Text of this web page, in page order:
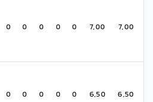
0 0 0 0 0 7,00 7,00
0 0 0 0 0 6,50 6,50